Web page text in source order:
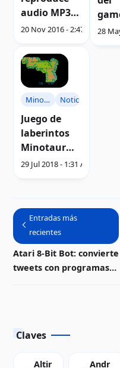
audio MP3
mediante
20 Nov 2016 - 2:47 AM28
Minotaur
Noticias
Juego de
laberintos
Minotaur
16K
29 Jul 2018 - 1:31 AM
Entradas más
recientes
Atari 8-Bit Bot: convierte
tweets con programas
Claves
Altir
Andr